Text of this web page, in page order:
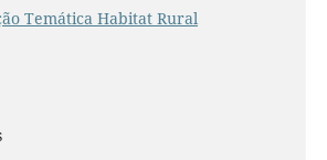
Temática Habitat Rural